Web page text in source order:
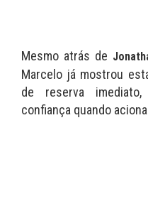
Mesmo atrás de
Marcelo já mostrou
de reserva
confiança quando